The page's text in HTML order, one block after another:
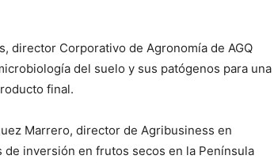
director Corporativo de Agronomía de AGQ
del suelo y sus patógenos para una
final.
Marrero, director de Agribusiness en
de inversión en frutos secos en la Península